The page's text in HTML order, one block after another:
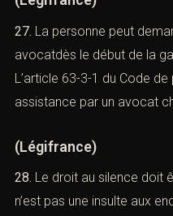
gardée à vue sur ses
procès-verbal.
(Légifrance)
27. La personne peut
L’article 63-3-1 du Code
cette assistance par un